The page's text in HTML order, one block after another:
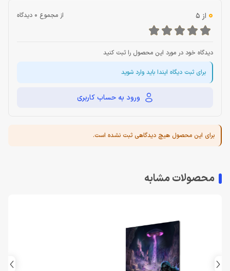
0 از 5 از مجموع 0 دیدگاه
دیدگاه خود در مورد این محصول را ثبت کنید
برای ثبت دیگاه ایندا باید وارد شوید
ورود به حساب کاربری
برای این محصول هیچ دیدگاهی ثبت نشده است.
محصولات مشابه